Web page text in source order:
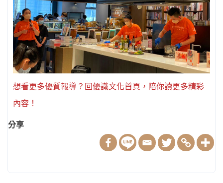
想看更多優質報導？回優識文化首頁，陪你讀更多精彩
內容！
分享